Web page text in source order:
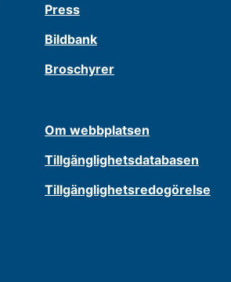
Press
Bildbank
Broschyrer
Om webbplatsen
Tillgänglighetsdatabasen
Tillgänglighetsredogörelse